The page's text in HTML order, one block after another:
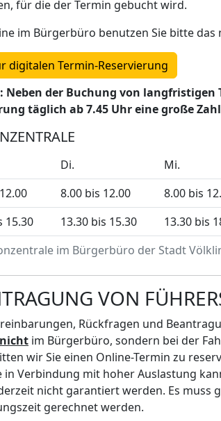
für die der Termin gebucht wird.
im Bürgerbüro benutzen Sie bitte das
digitalen Termin-Reservierung
Neben der Buchung von
täglich ab 7.45 Uhr eine große
im Bürgerbüro der Stadt
Di. Mi.
8.00 bis 12.00 8.00 bis
15.30
13.30 bis 15.30 13.30 bis
VON
Rückfragen und
nicht im Bürgerbüro, sondern bei der
wir Sie einen Online-Termin zu
in Verbindung mit hoher Auslastung
nicht garantiert werden. Es muss
gerechnet werden.